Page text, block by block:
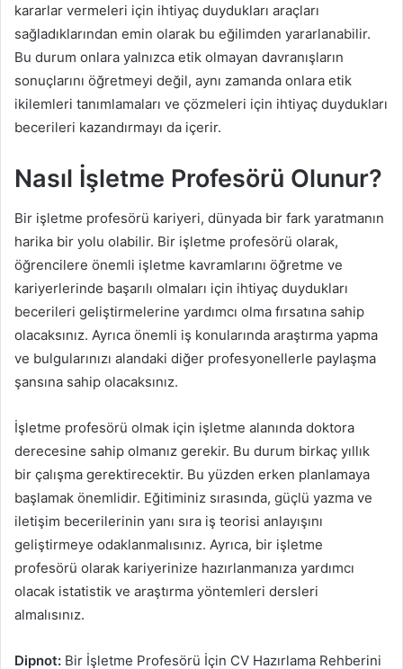
kararlar vermeleri için ihtiyaç duydukları araçları
sağladıklarından emin olarak bu eğilimden yararlanabilir.
Bu durum onlara yalnızca etik olmayan davranışların
sonuçlarını öğretmeyi değil, aynı zamanda onlara etik
ikilemleri tanımlamaları ve çözmeleri için ihtiyaç duydukları
becerileri kazandırmayı da içerir.
Nasıl İşletme Profesörü Olunur?
Bir işletme profesörü kariyeri, dünyada bir fark yaratmanın
harika bir yolu olabilir. Bir işletme profesörü olarak,
öğrencilere önemli işletme kavramlarını öğretme ve
kariyerlerinde başarılı olmaları için ihtiyaç duydukları
becerileri geliştirmelerine yardımcı olma fırsatına sahip
olacaksınız. Ayrıca önemli iş konularında araştırma yapma
ve bulgularınızı alandaki diğer profesyonellerle paylaşma
şansına sahip olacaksınız.
İşletme profesörü olmak için işletme alanında doktora
derecesine sahip olmanız gerekir. Bu durum birkaç yıllık
bir çalışma gerektirecektir. Bu yüzden erken planlamaya
başlamak önemlidir. Eğitiminiz sırasında, güçlü yazma ve
iletişim becerilerinin yanı sıra iş teorisi anlayışını
geliştirmeye odaklanmalısınız. Ayrıca, bir işletme
profesörü olarak kariyerinize hazırlanmanıza yardımcı
olacak istatistik ve araştırma yöntemleri dersleri
almalısınız.
Dipnot: Bir İşletme Profesörü İçin CV Hazırlama Rehberini